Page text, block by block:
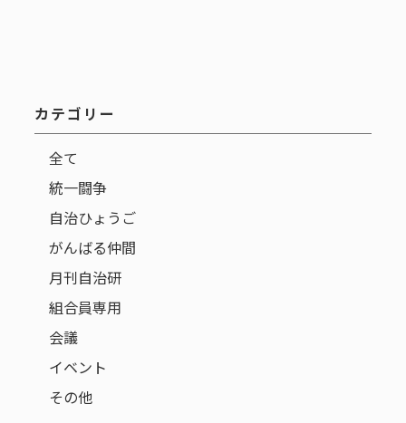
カテゴリー
全て
統一闘争
自治ひょうご
がんばる仲間
月刊自治研
組合員専用
会議
イベント
その他